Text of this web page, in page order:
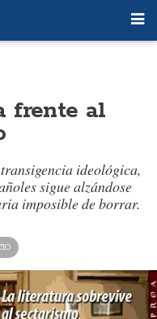
frente al
ideológica,
sigue alzándose
imposible de borrar.